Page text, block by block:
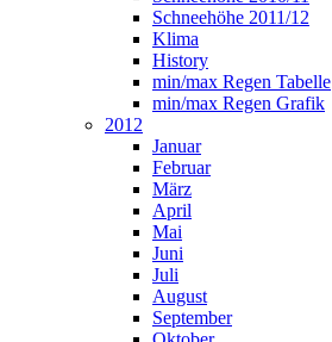
Schneehöhe 2011/12
Klima
History
min/max Regen Tabelle
min/max Regen Grafik
2012
Januar
Februar
März
April
Mai
Juni
Juli
August
September